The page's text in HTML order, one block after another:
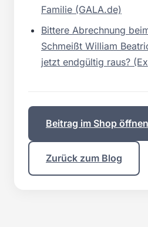
Familie (GALA.de)
Bittere Abrechnung
Schmeißt William
jetzt endgültig raus?
Beitrag im Shop öffnen
Zurück zum Blog